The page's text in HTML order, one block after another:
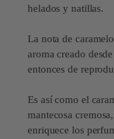
helados y natillas.
La nota de
aroma creado
entonces de
Es así como el
mantecosa
enriquece los